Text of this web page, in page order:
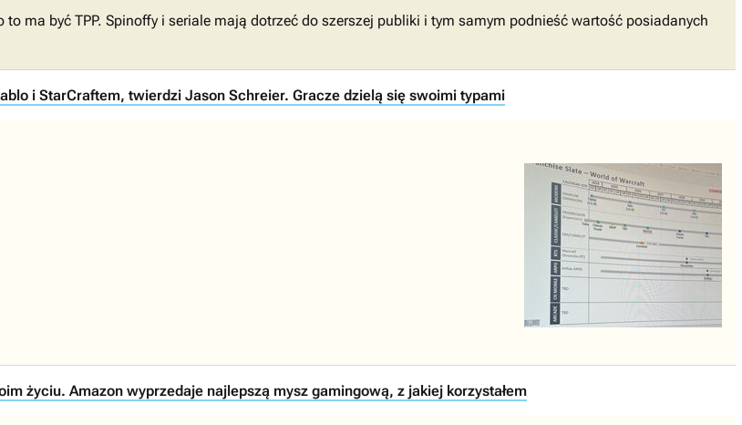
to ma być TPP. Spinoffy i seriale mają dotrzeć do szerszej publiki i tym samym podnieść wartość posiadanych
i StarCraftem, twierdzi Jason Schreier. Gracze dzielą się swoimi typami
życiu. Amazon wyprzedaje najlepszą mysz gamingową, z jakiej korzystałem